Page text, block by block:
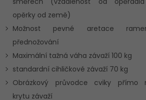
opěrky od země)
Možnost pevné aretace
přednožování
Maximální tažná váha závaží 100 kg
standardní cihličkové závaží 70 kg
Obrázkový průvodce cviky přímo
krytu závaží